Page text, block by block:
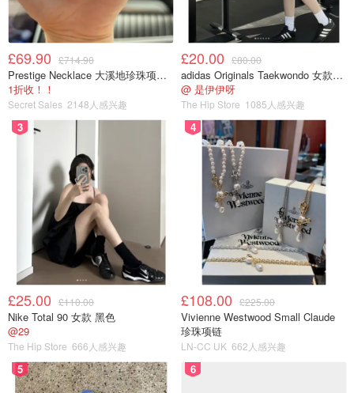
£69.90 £714.90
Prestige Necklace 大溪地珍珠项链 10-11mm
1折收！！
Secret Sales 2148人感兴趣
£20.00 £80.00
adidas Originals Taekwondo 女款黑色运动鞋
@ 是伊伊呀
The Hip Store 1085人感兴趣
3
£25.00 £110.00
Nike Total 90 女款 黑色
@29
The Hip Store 666人感兴趣
4
£108.00 £225.00
Vivienne Westwood Small Claude
珍珠项链
LN-CC UK 662人感兴趣
5 6